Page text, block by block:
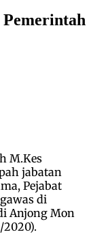
M.Kes
jabatan
Pejabat
di
Anjong Mon
2020).